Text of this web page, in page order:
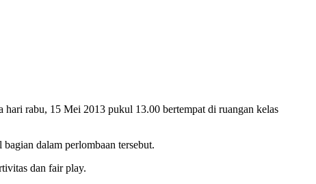
rabu, 15 Mei 2013 pukul 13.00 bertempat di ruangan kelas
dalam perlombaan tersebut.
dan fair play.